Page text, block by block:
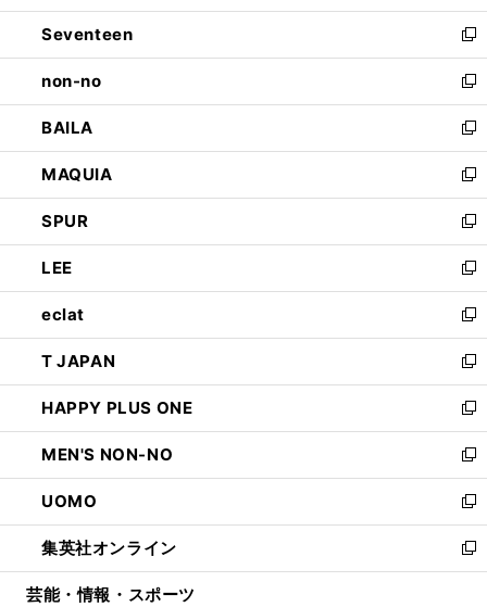
開
く
ウ
で
開
く
ン
ド
ウ
で
開
く
Seventeen
新
し
い
ウ
ィ
ン
ド
ウ
で
開
く
non-no
新
し
い
ウ
ィ
ン
ド
ウ
で
開
く
BAILA
新
し
い
ウ
ィ
ン
ド
ウ
で
開
く
MAQUIA
新
し
い
ウ
ィ
ン
ド
ウ
で
開
く
SPUR
新
し
い
ウ
ィ
ン
ド
ウ
で
開
く
LEE
新
し
い
ウ
ィ
ン
ド
ウ
で
開
く
eclat
新
し
い
ウ
ィ
ン
ド
ウ
で
開
く
T JAPAN
新
し
い
ウ
ィ
ン
ド
ウ
で
開
HAPPY PLUS ONE
新
し
い
ウ
ィ
ン
ド
ウ
MEN'S NON-NO
新
し
い
ウ
ィ
ン
UOMO
新
し
い
ウ
集英社オンライン
新
し
芸能・情報・スポーツ